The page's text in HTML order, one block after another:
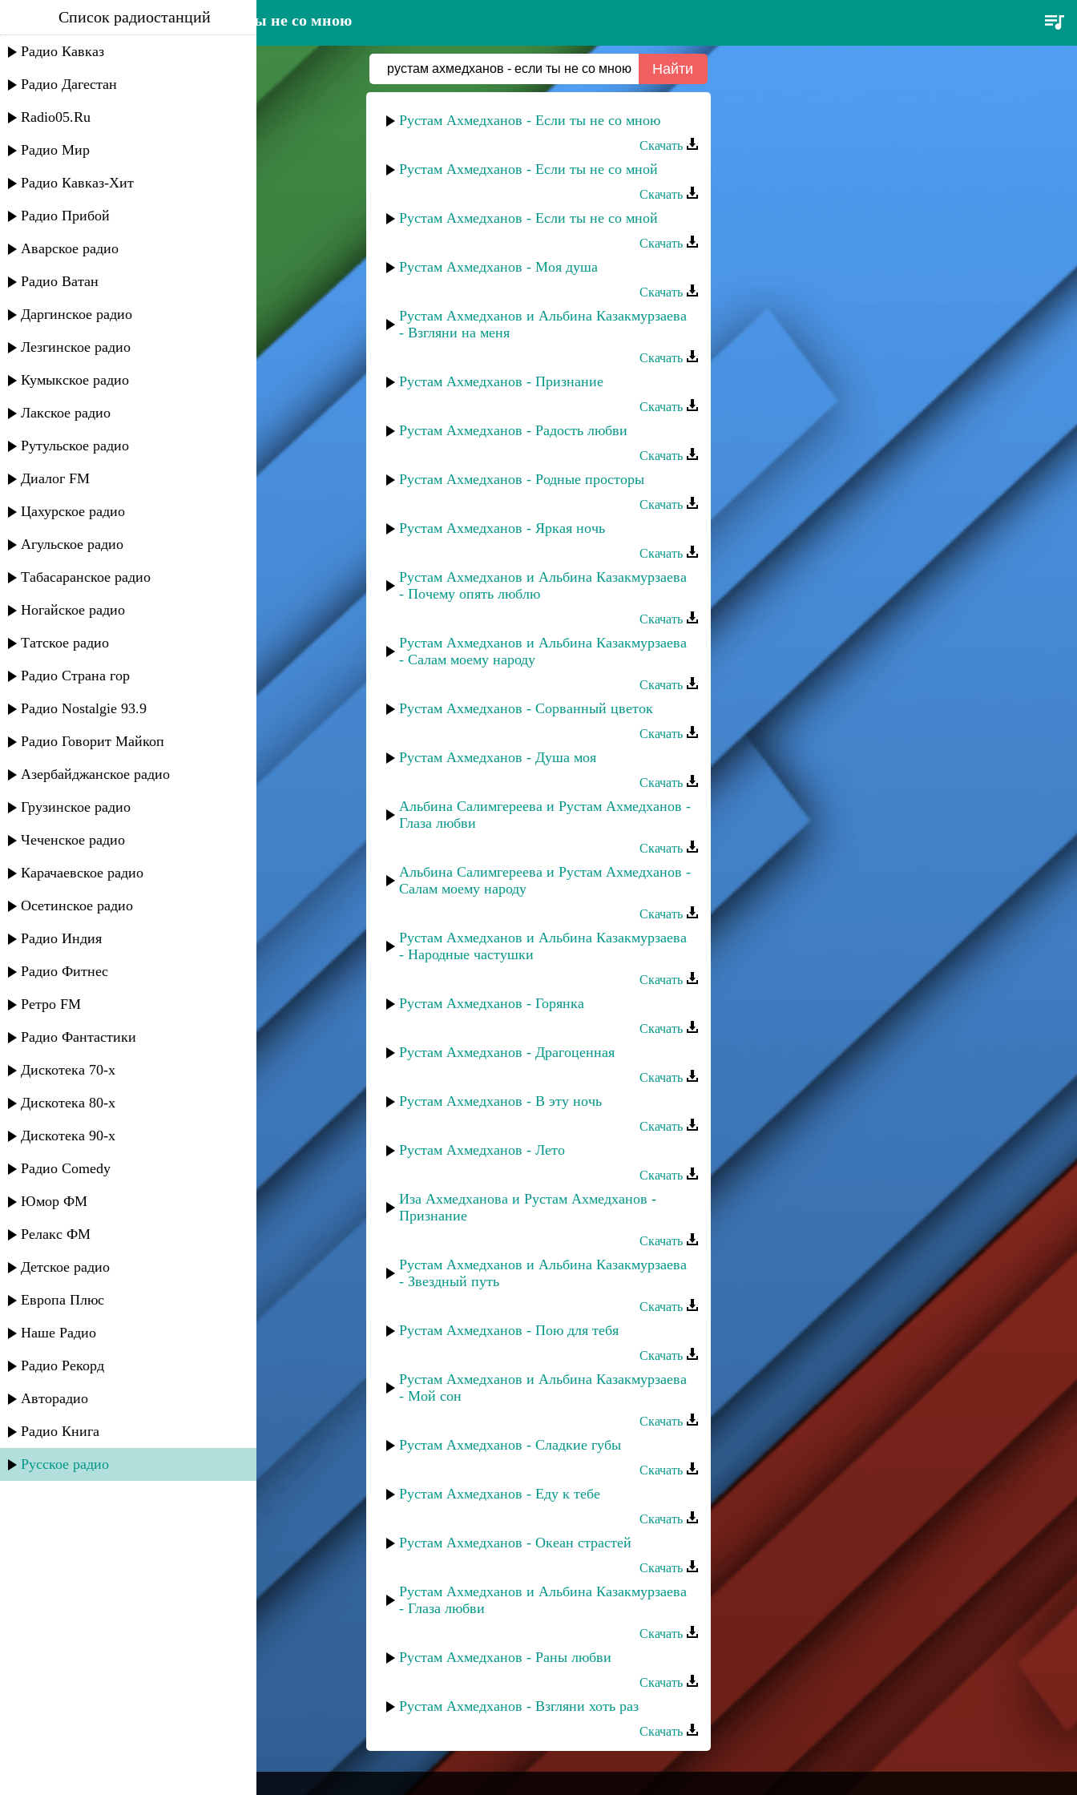
рустам ахмедханов - если ты не со мною
Список радиостанций
Радио Кавказ
Радио Дагестан
Radio05.Ru
Радио Мир
Радио Кавказ-Хит
Радио Прибой
Аварское радио
Радио Ватан
Даргинское радио
Лезгинское радио
Кумыкское радио
Лакское радио
Рутульское радио
Диалог FM
Цахурское радио
Агульское радио
Табасаранское радио
Ногайское радио
Татское радио
Радио Страна гор
Радио Nostalgie 93.9
Радио Говорит Майкоп
Азербайджанское радио
Грузинское радио
Чеченское радио
Карачаевское радио
Осетинское радио
Радио Индия
Радио Фитнес
Ретро FM
Радио Фантастики
Дискотека 70-х
Дискотека 80-х
Дискотека 90-х
Радио Comedy
Юмор ФМ
Релакс ФМ
Детское радио
Европа Плюс
Наше Радио
Радио Рекорд
Авторадио
Радио Книга
Русское радио
Рустам Ахмедханов - Если ты не со мною
Скачать
Рустам Ахмедханов - Если ты не со мной
Скачать
Рустам Ахмедханов - Если ты не со мной
Скачать
Рустам Ахмедханов - Моя душа
Скачать
Рустам Ахмедханов и Альбина Казакмурзаева
- Взгляни на меня
Скачать
Рустам Ахмедханов - Признание
Скачать
Рустам Ахмедханов - Радость любви
Скачать
Рустам Ахмедханов - Родные просторы
Скачать
Рустам Ахмедханов - Яркая ночь
Скачать
Рустам Ахмедханов и Альбина Казакмурзаева
- Почему опять люблю
Скачать
Рустам Ахмедханов и Альбина Казакмурзаева
- Салам моему народу
Скачать
Рустам Ахмедханов - Сорванный цветок
Скачать
Рустам Ахмедханов - Душа моя
Скачать
Альбина Салимгереева и Рустам Ахмедханов -
Глаза любви
Скачать
Альбина Салимгереева и Рустам Ахмедханов -
Салам моему народу
Скачать
Рустам Ахмедханов и Альбина Казакмурзаева
- Народные частушки
Скачать
Рустам Ахмедханов - Горянка
Скачать
Рустам Ахмедханов - Драгоценная
Скачать
Рустам Ахмедханов - В эту ночь
Скачать
Рустам Ахмедханов - Лето
Скачать
Иза Ахмедханова и Рустам Ахмедханов -
Признание
Скачать
Рустам Ахмедханов и Альбина Казакмурзаева
- Звездный путь
Скачать
Рустам Ахмедханов - Пою для тебя
Скачать
Рустам Ахмедханов и Альбина Казакмурзаева
- Мой сон
Скачать
Рустам Ахмедханов - Сладкие губы
Скачать
Рустам Ахмедханов - Еду к тебе
Скачать
Рустам Ахмедханов - Океан страстей
Скачать
Рустам Ахмедханов и Альбина Казакмурзаева
- Глаза любви
Скачать
Рустам Ахмедханов - Раны любви
Скачать
Рустам Ахмедханов - Взгляни хоть раз
Скачать